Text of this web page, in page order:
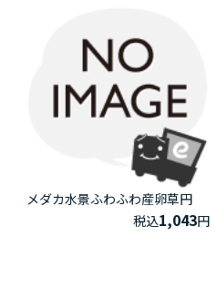
メダカ水景ふわふわ産卵草円
税込1,043円